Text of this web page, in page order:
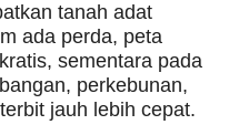
tanah adat
ada perda, peta
sementara pada
perkebunan,
jauh lebih cepat.